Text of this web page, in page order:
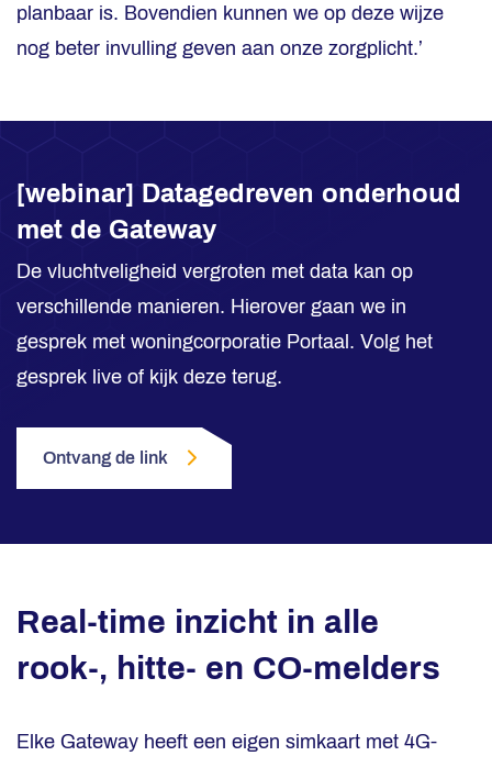
planbaar is. Bovendien kunnen we op deze wijze
nog beter invulling geven aan onze zorgplicht.’
[webinar] Datagedreven onderhoud
met de Gateway
De vluchtveligheid vergroten met data kan op
verschillende manieren. Hierover gaan we in
gesprek met woningcorporatie Portaal. Volg het
gesprek live of kijk deze terug.
Ontvang de link
Real-time inzicht in alle
rook-, hitte- en CO-melders
Elke Gateway heeft een eigen simkaart met 4G-